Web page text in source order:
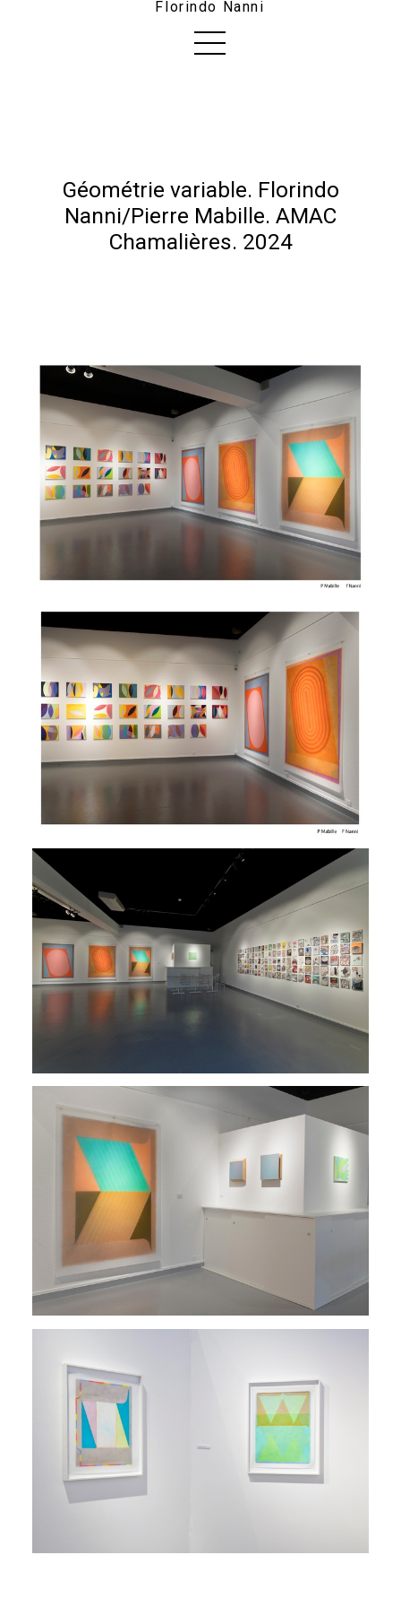
Florindo Nanni
Géométrie variable. Florindo
Nanni/Pierre Mabille. AMAC
Chamalières. 2024